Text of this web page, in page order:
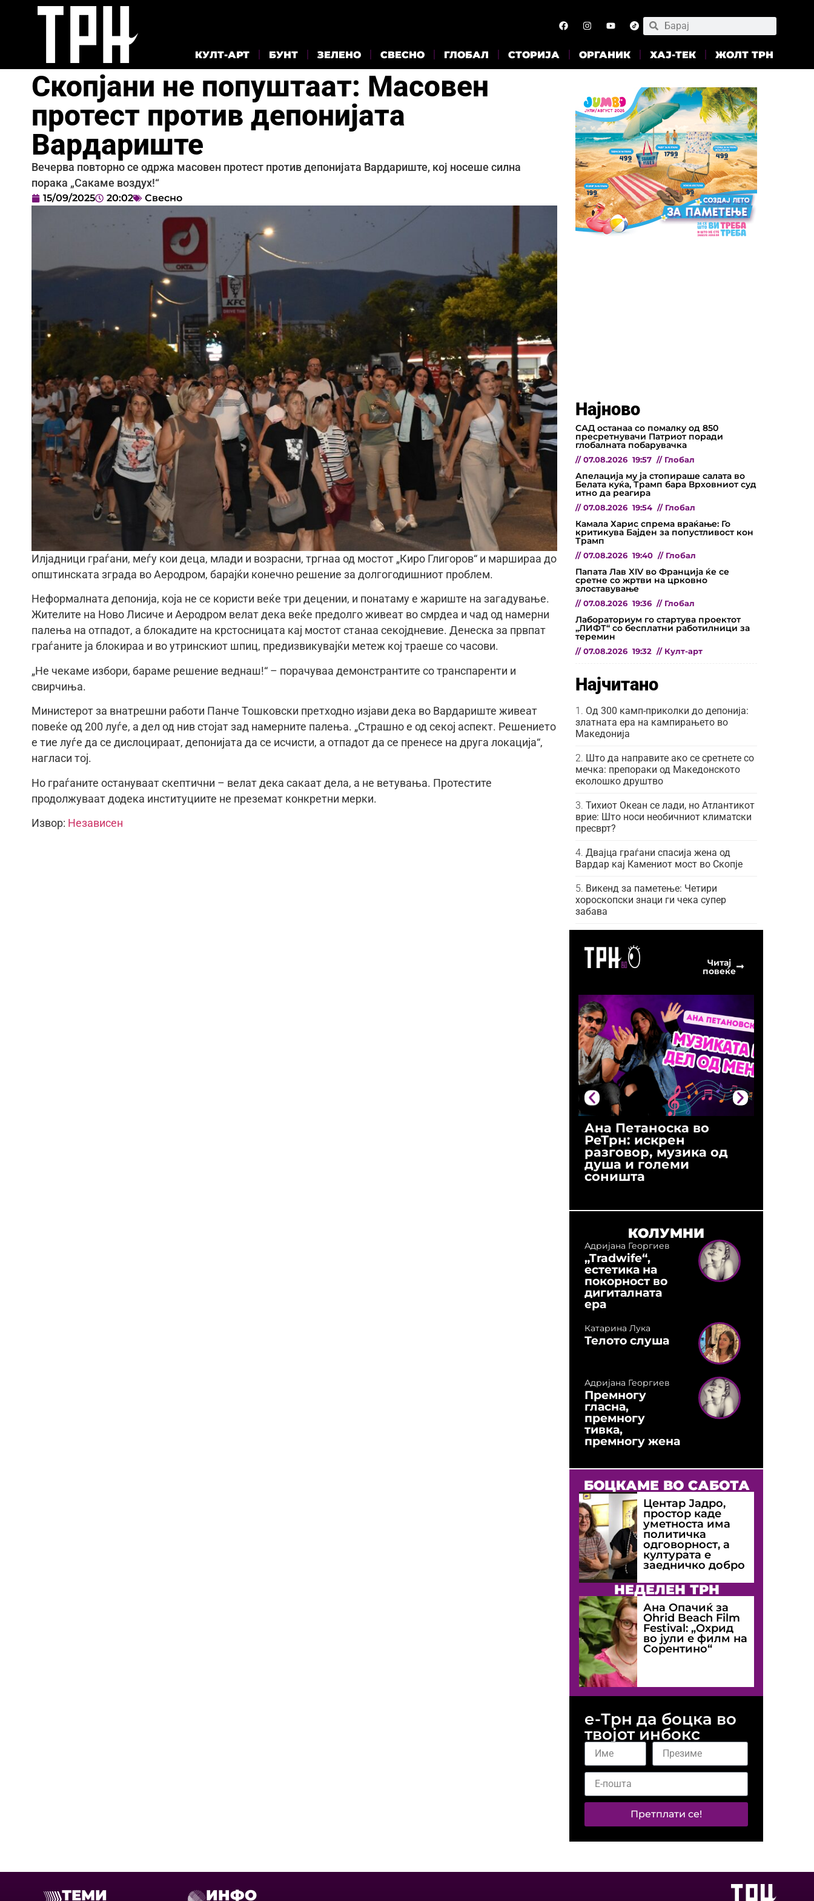
КУЛТ-АРТ БУНТ ЗЕЛЕНО СВЕСНО ГЛОБАЛ СТОРИЈА ОРГАНИК ХАЈ-ТЕК ЖОЛТ ТРН
Скопјани не попуштаат: Масовен
протест против депонијата
Вардариште
Вечерва повторно се одржа масовен протест против депонијата Вардариште, кој носеше силна
порака „Сакаме воздух!“
15/09/2025 20:02 Свесно
Илјадници граѓани, меѓу кои деца, млади и возрасни, тргнаа од мостот „Киро Глигоров“ и маршираа до
општинската зграда во Аеродром, барајќи конечно решение за долгогодишниот проблем.
Неформалната депонија, која не се користи веќе три децении, и понатаму е жариште на загадување.
Жителите на Ново Лисиче и Аеродром велат дека веќе предолго живеат во смрдеа и чад од намерни
палења на отпадот, а блокадите на крстосницата кај мостот станаа секојдневие. Денеска за првпат
граѓаните ја блокираа и во утринскиот шпиц, предизвикувајќи метеж кој траеше со часови.
„Не чекаме избори, бараме решение веднаш!“ – порачуваа демонстрантите со транспаренти и
свирчиња.
Министерот за внатрешни работи Панче Тошковски претходно изјави дека во Вардариште живеат
повеќе од 200 луѓе, а дел од нив стојат зад намерните палења. „Страшно е од секој аспект. Решението
е тие луѓе да се дислоцираат, депонијата да се исчисти, а отпадот да се пренесе на друга локација“,
нагласи тој.
Но граѓаните остануваат скептични – велат дека сакаат дела, а не ветувања. Протестите
продолжуваат додека институциите не преземат конкретни мерки.
Извор: Независен
Најново
САД останаа со помалку од 850
пресретнувачи Патриот поради
глобалната побарувачка
// 07.08.2026 19:57 // Глобал
Апелација му ја стопираше салата во
Белата куќа, Трамп бара Врховниот суд
итно да реагира
// 07.08.2026 19:54 // Глобал
Камала Харис спрема враќање: Го
критикува Бајден за попустливост кон
Трамп
// 07.08.2026 19:40 // Глобал
Папата Лав XIV во Франција ќе се
сретне со жртви на црковно
злоставување
// 07.08.2026 19:36 // Глобал
Лабораториум го стартува проектот
„ЛИФТ“ со бесплатни работилници за
теремин
// 07.08.2026 19:32 // Култ-арт
Најчитано
Од 300 камп-приколки до депонија:
златната ера на кампирањето во
Македонија
Што да направите ако се сретнете со
мечка: препораки од Македонското
еколошко друштво
Тихиот Океан се лади, но Атлантикот
врие: Што носи необичниот климатски
пресврт?
Двајца граѓани спасија жена од
Вардар кај Камениот мост во Скопје
Викенд за паметење: Четири
хороскопски знаци ги чека супер
забава
Читај
повеќе
Ана Петаноска во
РеТрн: искрен
разговор, музика од
душа и големи
соништа
КОЛУМНИ
Адријана Георгиев
„Tradwife“,
естетика на
покорност во
дигиталната
ера
Катарина Лука
Телото слуша
Адријана Георгиев
Премногу
гласна,
премногу
тивка,
премногу жена
БОЦКАМЕ ВО САБОТА
Центар Јадро,
простор каде
уметноста има
политичка
одговорност, а
културата е
заедничко добро
НЕДЕЛЕН ТРН
Ана Опачиќ за
Оhrid Beach Film
Festival: „Охрид
во јули е филм на
Сорентино“
е-Трн да боцка во
твојот инбокс
Претплати се!
ТЕМИ ИНФО